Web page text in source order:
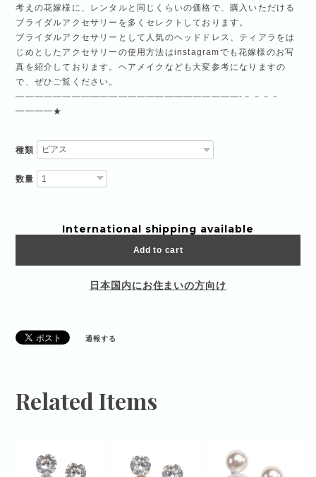
考えの花嫁様に、レンタルと同じくらいの価格で、購入いただける
ブライダルアクセサリーを多くセレクトしております。
ブライダルアクセサリーとして人気のヘッドドレス、ティアラをは
じめとしたアクセサリーの使用方法はinstagramでも花嫁様のお写
真を紹介しております。ヘアメイクなども大変参考になりますの
で、ぜひご覧ください。
————————————————————————-－－－－
━━━━★
種類
数量
International shipping available
Add to cart
日本国内にお住まいの方向け
通報する
Related Items